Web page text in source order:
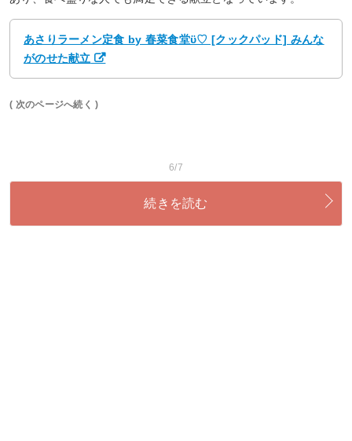
あさりラーメン定食 by 春菜食堂ϋ♡ [クックパッド] みんな
がのせた献立
( 次のページへ続く )
6/7
続きを読む